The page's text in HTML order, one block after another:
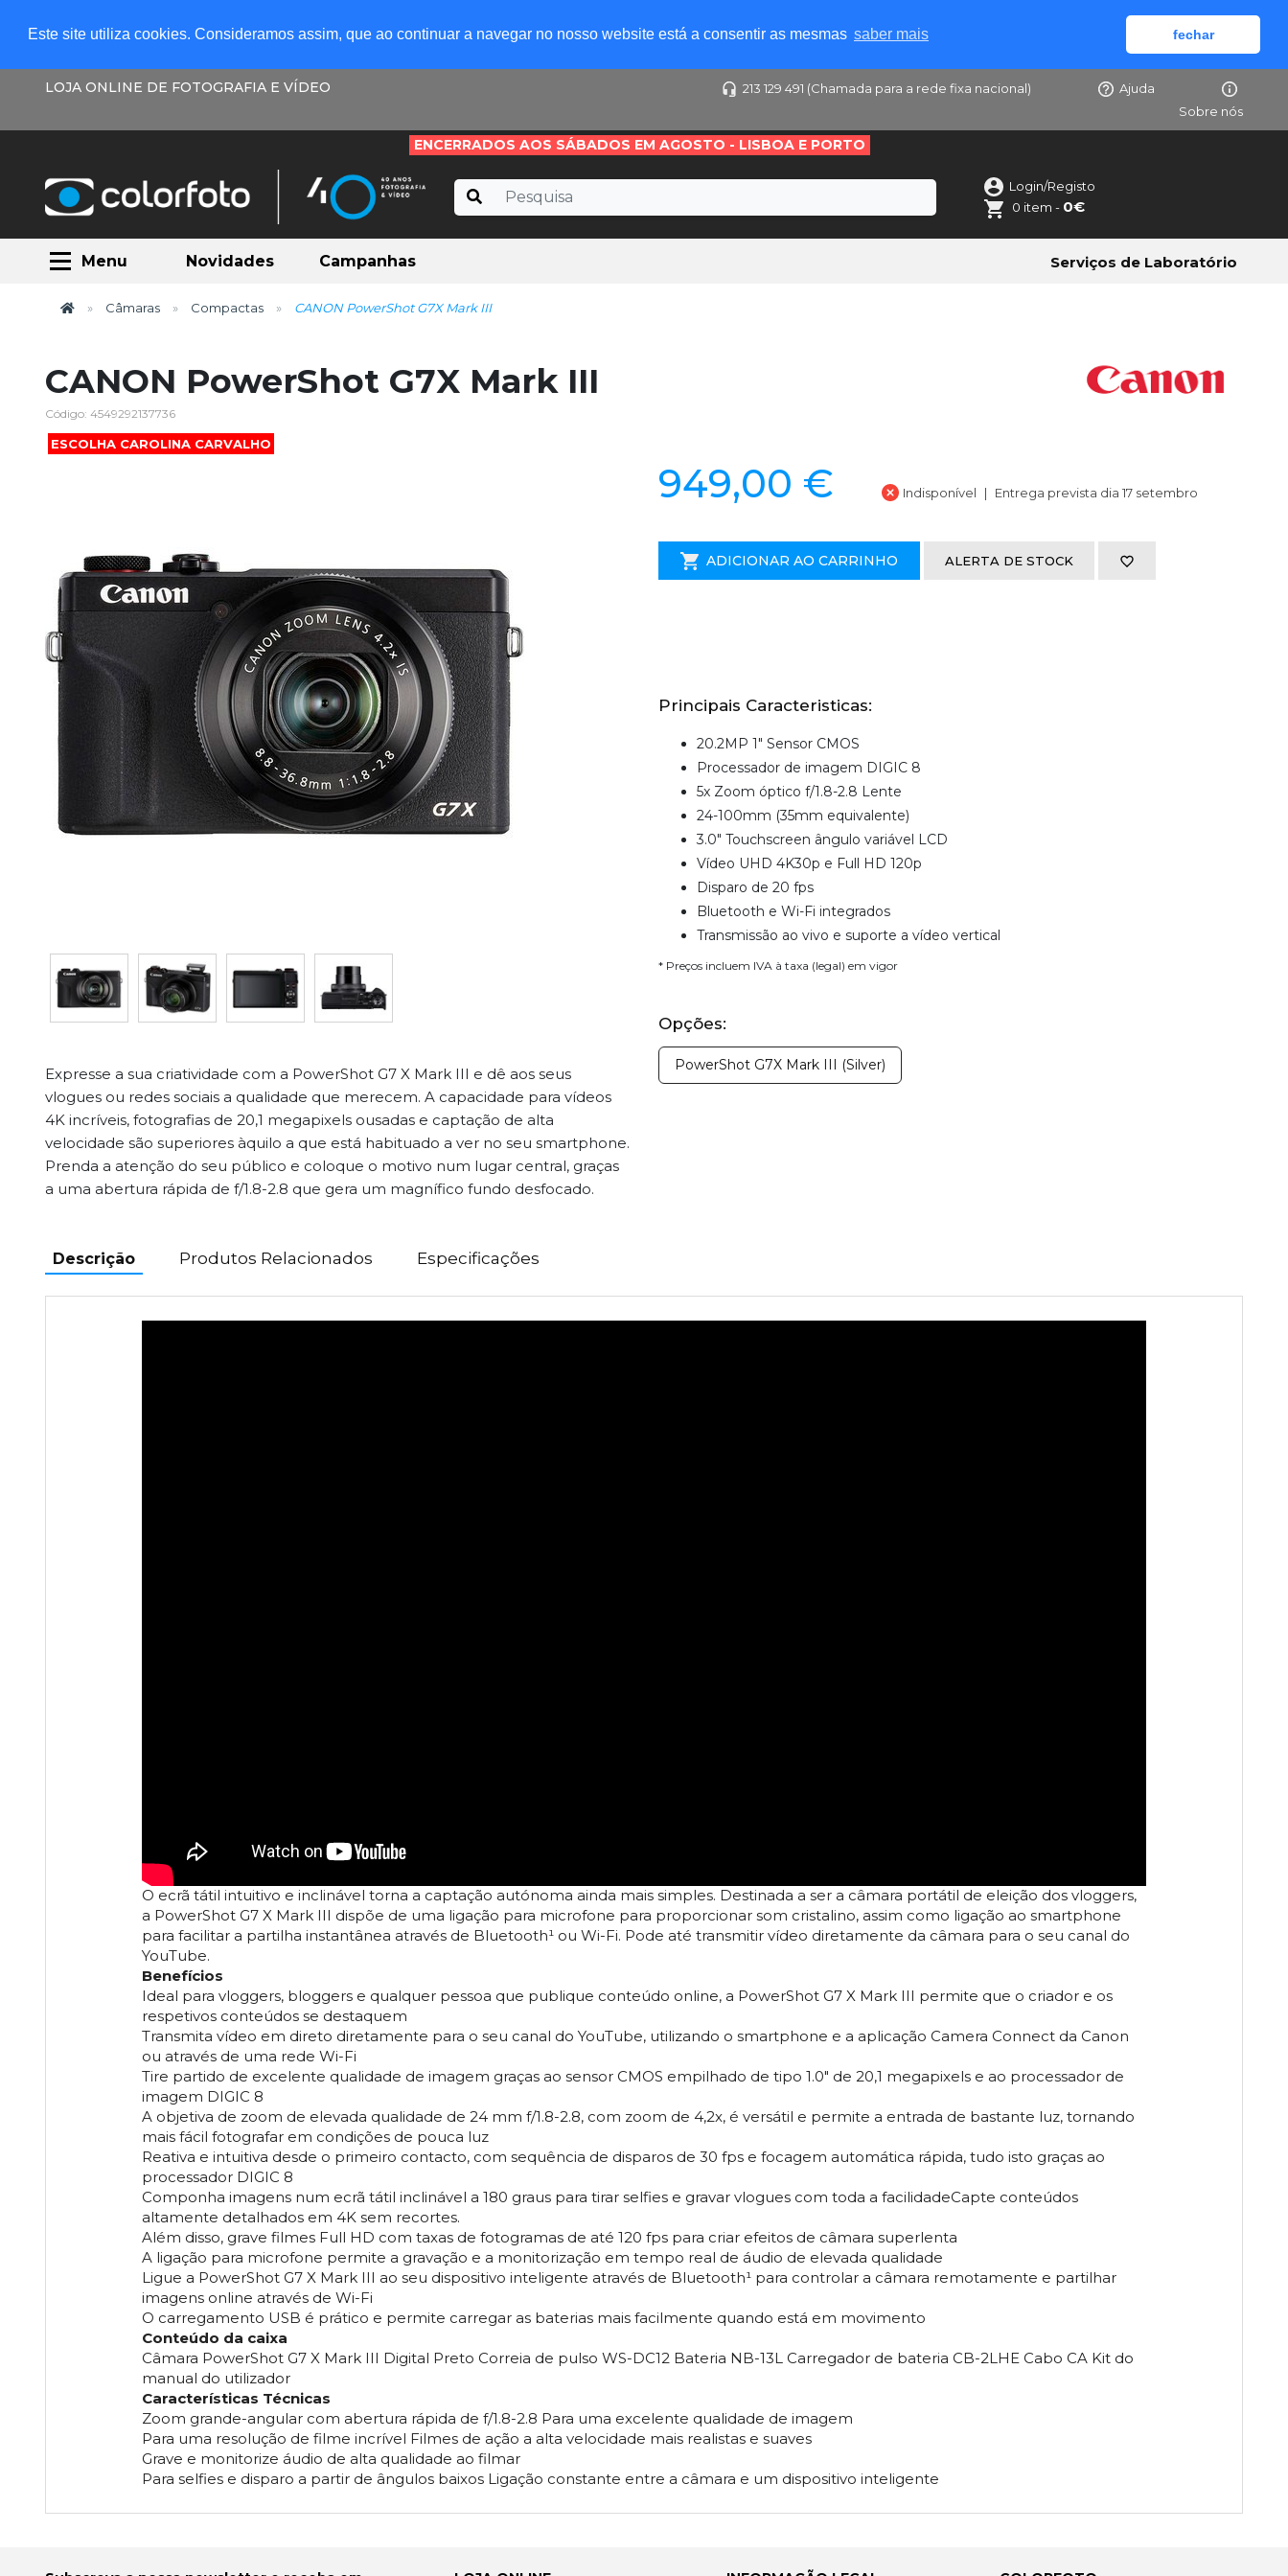
Este site utiliza cookies. Consideramos assim, que ao continuar a navegar no nosso website está a consentir as mesmas saber mais fechar
LOJA ONLINE DE FOTOGRAFIA E VÍDEO 213 129 491 (Chamada para a rede fixa nacional)
Ajuda
Sobre nós
ENCERRADOS AOS SÁBADOS EM AGOSTO - LISBOA E PORTO
Login/Registo
0 item - 0€
Menu Novidades Campanhas Serviços de Laboratório
Câmaras Compactas CANON PowerShot G7X Mark III
CANON PowerShot G7X Mark III
Código: 4549292137736
ESCOLHA CAROLINA CARVALHO
Expresse a sua criatividade com a PowerShot G7 X Mark III e dê aos seus
vlogues ou redes sociais a qualidade que merecem. A capacidade para vídeos
4K incríveis, fotografias de 20,1 megapixels ousadas e captação de alta
velocidade são superiores àquilo a que está habituado a ver no seu smartphone.
Prenda a atenção do seu público e coloque o motivo num lugar central, graças
a uma abertura rápida de f/1.8-2.8 que gera um magnífico fundo desfocado.
949,00 € Indisponível Entrega prevista dia 17 setembro
ADICIONAR AO CARRINHO ALERTA DE STOCK
Principais Caracteristicas:
20.2MP 1" Sensor CMOS
Processador de imagem DIGIC 8
5x Zoom óptico f/1.8-2.8 Lente
24-100mm (35mm equivalente)
3.0" Touchscreen ângulo variável LCD
Vídeo UHD 4K30p e Full HD 120p
Disparo de 20 fps
Bluetooth e Wi-Fi integrados
Transmissão ao vivo e suporte a vídeo vertical
* Preços incluem IVA à taxa (legal) em vigor
Opções:
PowerShot G7X Mark III (Silver)
Descrição Produtos Relacionados Especificações
O ecrã tátil intuitivo e inclinável torna a captação autónoma ainda mais simples. Destinada a ser a câmara portátil de eleição dos vloggers,
a PowerShot G7 X Mark III dispõe de uma ligação para microfone para proporcionar som cristalino, assim como ligação ao smartphone
para facilitar a partilha instantânea através de Bluetooth¹ ou Wi-Fi. Pode até transmitir vídeo diretamente da câmara para o seu canal do
YouTube.
Benefícios
Ideal para vloggers, bloggers e qualquer pessoa que publique conteúdo online, a PowerShot G7 X Mark III permite que o criador e os
respetivos conteúdos se destaquem
Transmita vídeo em direto diretamente para o seu canal do YouTube, utilizando o smartphone e a aplicação Camera Connect da Canon
ou através de uma rede Wi-Fi
Tire partido de excelente qualidade de imagem graças ao sensor CMOS empilhado de tipo 1.0" de 20,1 megapixels e ao processador de
imagem DIGIC 8
A objetiva de zoom de elevada qualidade de 24 mm f/1.8-2.8, com zoom de 4,2x, é versátil e permite a entrada de bastante luz, tornando
mais fácil fotografar em condições de pouca luz
Reativa e intuitiva desde o primeiro contacto, com sequência de disparos de 30 fps e focagem automática rápida, tudo isto graças ao
processador DIGIC 8
Componha imagens num ecrã tátil inclinável a 180 graus para tirar selfies e gravar vlogues com toda a facilidadeCapte conteúdos
altamente detalhados em 4K sem recortes.
Além disso, grave filmes Full HD com taxas de fotogramas de até 120 fps para criar efeitos de câmara superlenta
A ligação para microfone permite a gravação e a monitorização em tempo real de áudio de elevada qualidade
Ligue a PowerShot G7 X Mark III ao seu dispositivo inteligente através de Bluetooth¹ para controlar a câmara remotamente e partilhar
imagens online através de Wi-Fi
O carregamento USB é prático e permite carregar as baterias mais facilmente quando está em movimento
Conteúdo da caixa
Câmara PowerShot G7 X Mark III Digital Preto Correia de pulso WS-DC12 Bateria NB-13L Carregador de bateria CB-2LHE Cabo CA Kit do
manual do utilizador
Características Técnicas
Zoom grande-angular com abertura rápida de f/1.8-2.8 Para uma excelente qualidade de imagem
Para uma resolução de filme incrível Filmes de ação a alta velocidade mais realistas e suaves
Grave e monitorize áudio de alta qualidade ao filmar
Para selfies e disparo a partir de ângulos baixos Ligação constante entre a câmara e um dispositivo inteligente